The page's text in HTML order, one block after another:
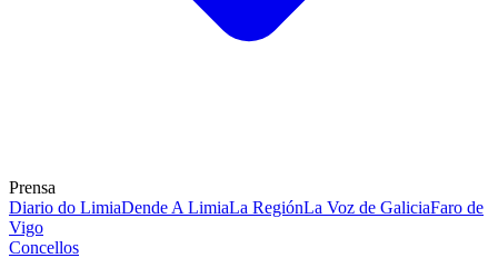
Prensa
Diario do LimiaDende A LimiaLa RegiónLa Voz de GaliciaFaro de
Vigo
Concellos